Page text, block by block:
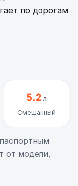
по дорогам
5.2л
Смешанный
от модели,